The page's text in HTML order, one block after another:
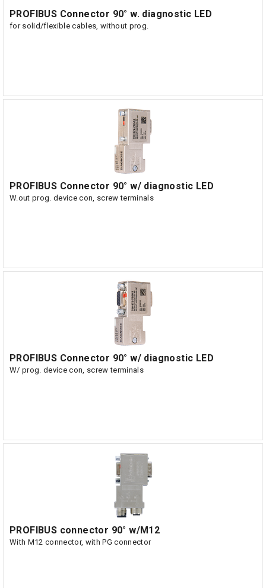
PROFIBUS Connector 90° w. diagnostic LED
for solid/flexible cables, without prog.
PROFIBUS Connector 90° w/ diagnostic LED
W.out prog. device con, screw terminals
PROFIBUS Connector 90° w/ diagnostic LED
W/ prog. device con, screw terminals
PROFIBUS connector 90° w/M12
With M12 connector, with PG connector